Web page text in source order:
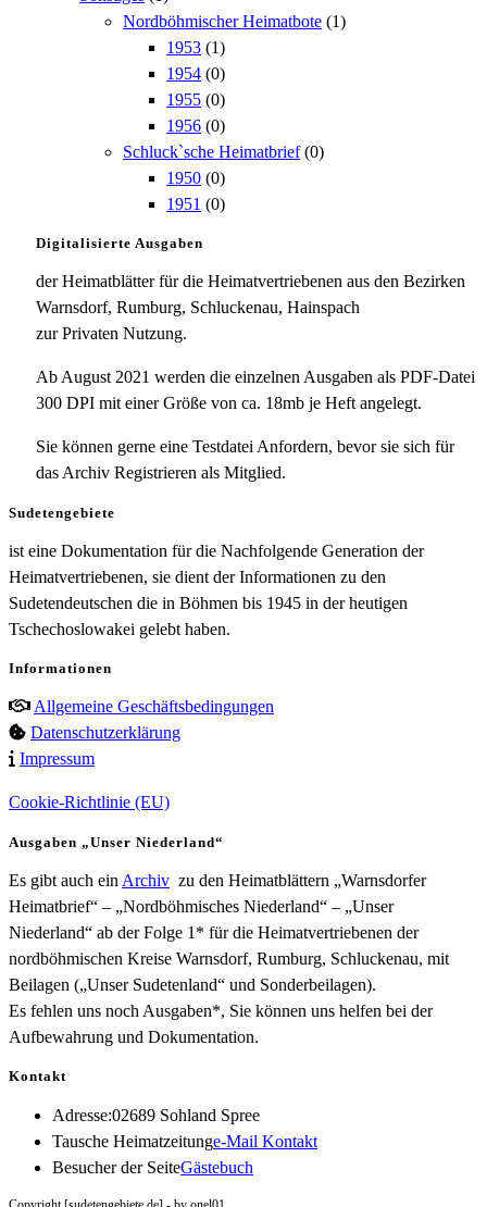
Nordböhmischer Heimatbote (1)
1953 (1)
1954 (0)
1955 (0)
1956 (0)
Schluck`sche Heimatbrief (0)
1950 (0)
1951 (0)
Digitalisierte Ausgaben
der Heimatblätter für die Heimatvertriebenen aus den Bezirken
Warnsdorf, Rumburg, Schluckenau, Hainspach
zur Privaten Nutzung.
Ab August 2021 werden die einzelnen Ausgaben als PDF-Datei
300 DPI mit einer Größe von ca. 18mb je Heft angelegt.
Sie können gerne eine Testdatei Anfordern, bevor sie sich für
das Archiv Registrieren als Mitglied.
Sudetengebiete
ist eine Dokumentation für die Nachfolgende Generation der
Heimatvertriebenen, sie dient der Informationen zu den
Sudetendeutschen die in Böhmen bis 1945 in der heutigen
Tschechoslowakei gelebt haben.
Informationen
Allgemeine Geschäftsbedingungen
Datenschutzerklärung
Impressum
Cookie-Richtlinie (EU)
Ausgaben „Unser Niederland“
Es gibt auch ein Archiv zu den Heimatblättern „Warnsdorfer
Heimatbrief“ – „Nordböhmisches Niederland“ – „Unser
Niederland“ ab der Folge 1* für die Heimatvertriebenen der
nordböhmischen Kreise Warnsdorf, Rumburg, Schluckenau, mit
Beilagen („Unser Sudetenland“ und Sonderbeilagen).
Es fehlen uns noch Ausgaben*, Sie können uns helfen bei der
Aufbewahrung und Dokumentation.
Kontakt
Adresse:02689 Sohland Spree
Tausche Heimatzeitunge-Mail KontaktOpens
Besucher der SeiteGästebuch